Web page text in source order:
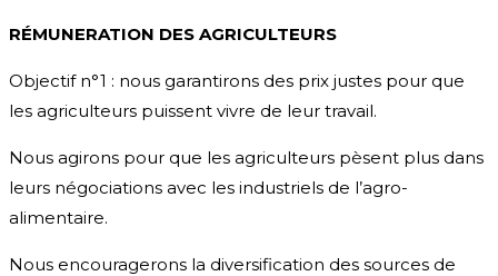
RÉMUNERATION DES AGRICULTEURS
Objectif n°1 : nous garantirons des prix justes pour que
les agriculteurs puissent vivre de leur travail.
Nous agirons pour que les agriculteurs pèsent plus dans
leurs négociations avec les industriels de l’agro-
alimentaire.
Nous encouragerons la diversification des sources de